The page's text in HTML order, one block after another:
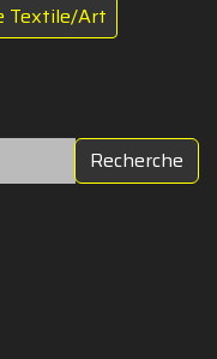
Textile/Art
Recherche